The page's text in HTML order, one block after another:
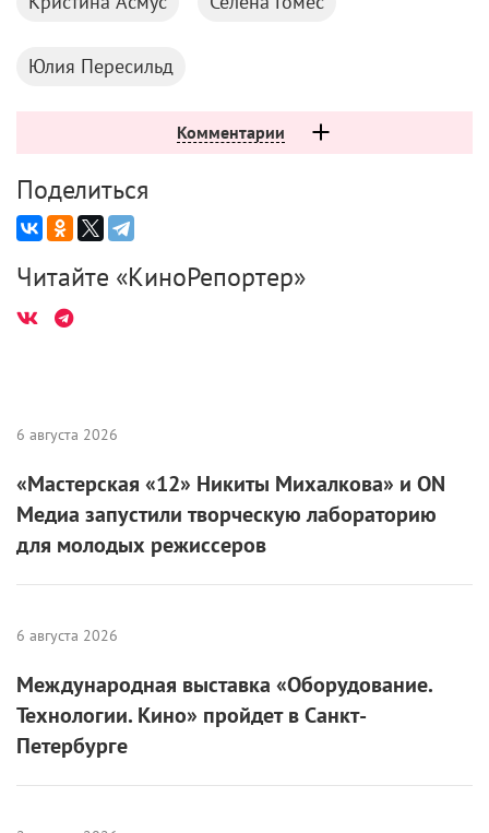
Юлия Пересильд
Комментарии
Поделиться
Читайте «КиноРепортер»
6 августа 2026
«Мастерская «12» Никиты Михалкова» и ON
Медиа запустили творческую лабораторию
для молодых режиссеров
6 августа 2026
Международная выставка «Оборудование.
Технологии. Кино» пройдет в Санкт-
Петербурге